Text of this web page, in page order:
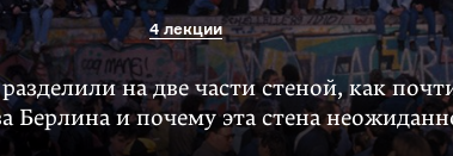
4 лекции
на две части стеной, как
Берлина и почему эта стена